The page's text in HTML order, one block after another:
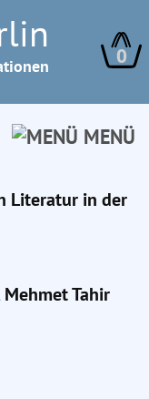
0
MENÜ
Literatur in der
Mehmet Tahir